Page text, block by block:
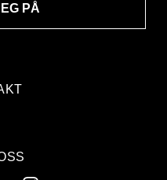
PÅ